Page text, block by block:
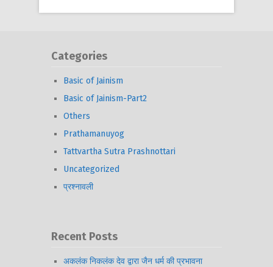
Categories
Basic of Jainism
Basic of Jainism-Part2
Others
Prathamanuyog
Tattvartha Sutra Prashnottari
Uncategorized
प्रश्नावली
Recent Posts
अकलंक निकलंक देव द्वारा जैन धर्म की प्रभावना